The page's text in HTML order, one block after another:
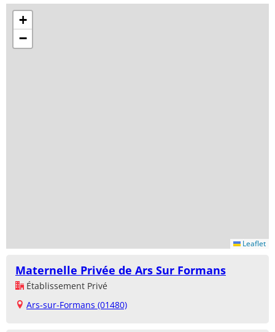
+
−
Leaflet
Maternelle Privée de Ars Sur Formans
Établissement Privé
Ars-sur-Formans (01480)